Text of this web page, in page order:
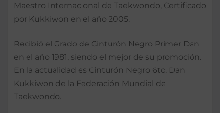
Maestro Internacional de Taekwondo, Certificado
por Kukkiwon en el año 2005.
Recibió el Grado de Cinturón Negro Primer Dan
en el año 1981, siendo el mejor de su promoción.
En la actualidad es Cinturón Negro 6to. Dan
Kukkiwon de la Federación Mundial de
Taekwondo.